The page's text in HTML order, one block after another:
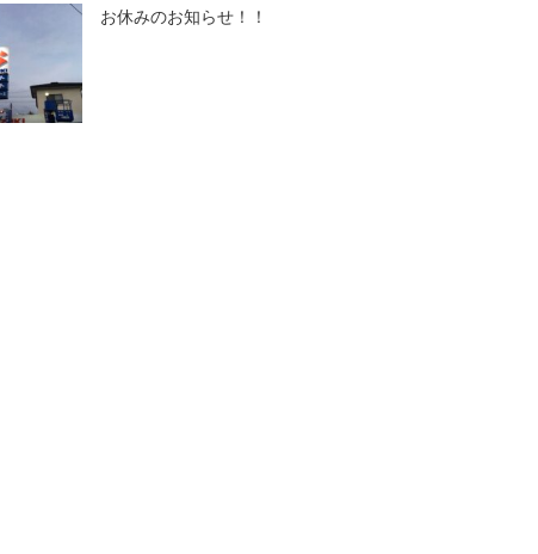
お休みのお知らせ！！